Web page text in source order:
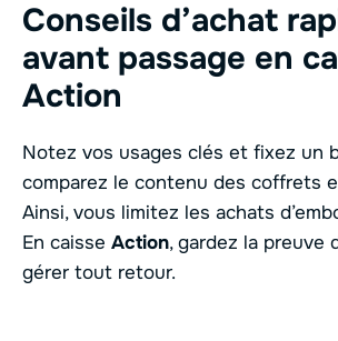
Conseils d’achat
avant passage en
Action
Notez vos usages clés et fixez un
comparez le contenu des coffrets
Ainsi, vous limitez les achats
En caisse Action, gardez la preuve
gérer tout retour.